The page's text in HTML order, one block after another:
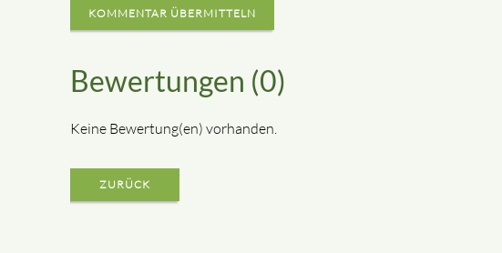
KOMMENTAR ÜBERMITTELN
Bewertungen (0)
Keine Bewertung(en) vorhanden.
ZURÜCK